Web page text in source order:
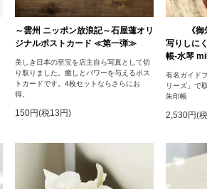
～雲州 ニッポン放浪記～石屋蓮オリ
ジナルポストカード ≪第一弾≫
美しき日本の至宝を店主自ら写真として切
り取りました。癒しとパワーを与えるポス
トカードです。4枚セットならさらにお
得。
150円(税13円)
《
写りしに
帳-水琴
有名ガイド
リーズ」で
朱印帳
2,530円(